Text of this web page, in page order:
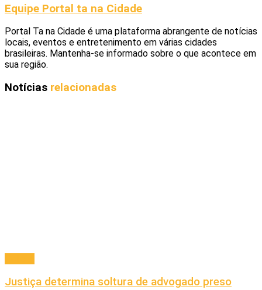
Equipe Portal ta na Cidade
Portal Ta na Cidade é uma plataforma abrangente de notícias
locais, eventos e entretenimento em várias cidades
brasileiras. Mantenha-se informado sobre o que acontece em
sua região.
Notícias relacionadas
Justiça determina soltura de advogado preso